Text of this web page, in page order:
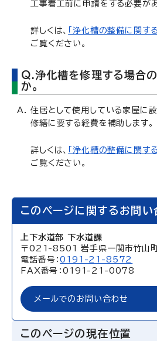
工事着工前に申請をする必要があ
詳しくは、 「浄化槽の整備に関す
ご覧ください。
Q.浄化槽を修理する場合
か。
住居として使用している家屋に
修繕に要する経費を補助します。
詳しくは、 「浄化槽の整備に関す
ご覧ください。
このページに関するお問い
上下水道部 下水道課
〒021-8501 岩手県一関市竹山
電話番号：0191-21-8572
FAX番号：0191-21-0078
メールでのお問い合わせ
このページの現在位置